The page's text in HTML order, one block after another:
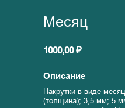
Месяц
Описание
Накрутки в виде
(толщина); 3,5 мм; 5
1000,00 ₽